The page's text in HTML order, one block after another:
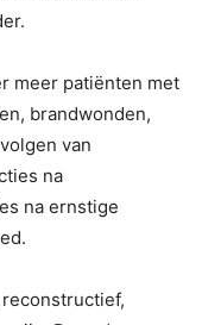
meer patiënten met
brandwonden,
van
na
na ernstige